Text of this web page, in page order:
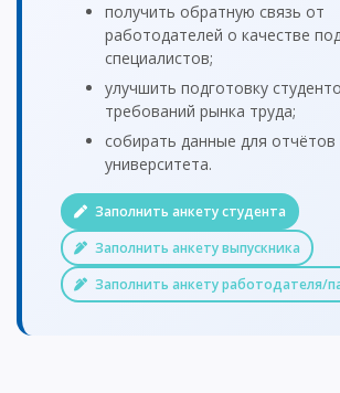
получить обратную связь от
работодателей о качестве
специалистов;
улучшить подготовку
требований рынка труда;
собирать данные для отчётов
университета.
Заполнить анкету студента
Заполнить анкету выпускника
Заполнить анкету работодателя/